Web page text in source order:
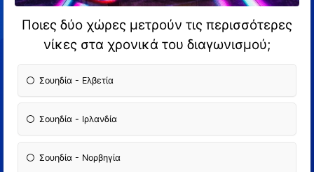
Ποιες δύο χώρες μετρούν τις περισσότερες
νίκες στα χρονικά του διαγωνισμού;
Σουηδία - Ελβετία
Σουηδία - Ιρλανδία
Σουηδία - Νορβηγία